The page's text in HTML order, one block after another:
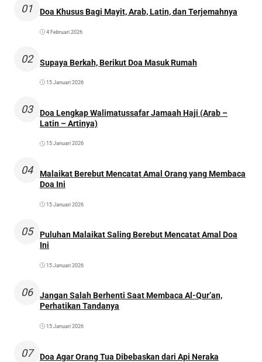
01 Doa Khusus Bagi Mayit, Arab, Latin, dan Terjemahnya
4 Februari 2026
02 Supaya Berkah, Berikut Doa Masuk Rumah
15 Januari 2026
03
Doa Lengkap Walimatussafar Jamaah Haji (Arab –
Latin – Artinya)
15 Januari 2026
04
Malaikat Berebut Mencatat Amal Orang yang Membaca
Doa Ini
15 Januari 2026
05
Puluhan Malaikat Saling Berebut Mencatat Amal Doa
Ini
15 Januari 2026
06
Jangan Salah Berhenti Saat Membaca Al-Qur’an,
Perhatikan Tandanya
15 Januari 2026
07 Doa Agar Orang Tua Dibebaskan dari Api Neraka